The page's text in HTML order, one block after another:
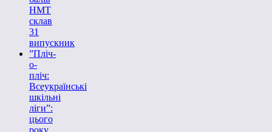
НМТ
склав
31
випускник
”Пліч-
о-
пліч:
Всеукраїнські
шкільні
ліги”:
цього
року